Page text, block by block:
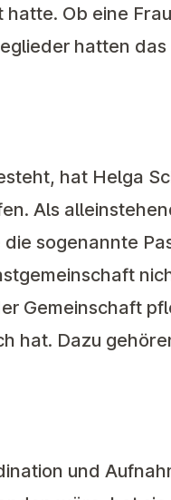
Ob eine
hatten
hat Helga
Als
sogenannte
Gemeinschaft
hat. Dazu
und